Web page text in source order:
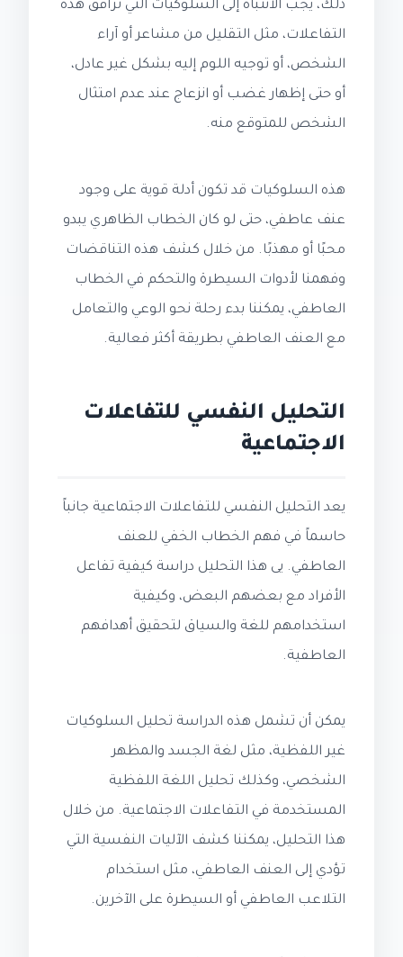
ذلك، يجب الانتباه إلى السلوكيات التي ترافق هذه
التفاعلات، مثل التقليل من مشاعر أو آراء
الشخص، أو توجيه اللوم إليه بشكل غير عادل،
أو حتى إظهار غضب أو انزعاج عند عدم امتثال
الشخص للمتوقع منه.
هذه السلوكيات قد تكون أدلة قوية على وجود
عنف عاطفي، حتى لو كان الخطاب الظاهري يبدو
محبًا أو مهذبًا. من خلال كشف هذه التناقضات
وفهمنا لأدوات السيطرة والتحكم في الخطاب
العاطفي، يمكننا بدء رحلة نحو الوعي والتعامل
مع العنف العاطفي بطريقة أكثر فعالية.
التحليل النفسي للتفاعلات
الاجتماعية
يعد التحليل النفسي للتفاعلات الاجتماعية جانباً
حاسماً في فهم الخطاب الخفي للعنف
العاطفي. يى هذا التحليل دراسة كيفية تفاعل
الأفراد مع بعضهم البعض، وكيفية
استخدامهم للغة والسياق لتحقيق أهدافهم
العاطفية.
يمكن أن تشمل هذه الدراسة تحليل السلوكيات
غير اللفظية، مثل لغة الجسد والمظهر
الشخصي، وكذلك تحليل اللغة اللفظية
المستخدمة في التفاعلات الاجتماعية. من خلال
هذا التحليل، يمكننا كشف الآليات النفسية التي
تؤدي إلى العنف العاطفي، مثل استخدام
التلاعب العاطفي أو السيطرة على الآخرين.